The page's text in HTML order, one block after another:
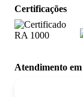
Certificações
Atendimento